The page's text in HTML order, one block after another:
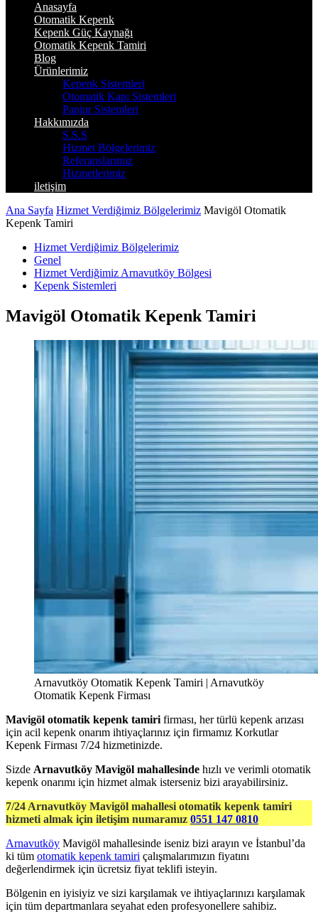
Anasayfa
Otomatik Kepenk
Kepenk Güç Kaynağı
Otomatik Kepenk Tamiri
Blog
Ürünlerimiz
Kepenk Sistemleri
Otomatik Kapı Sistemleri
Panjur Sistemleri
Hakkımızda
S.S.S
Hizmet Bölgelerimiz
Referanslarımız
Hizmetlerimiz
iletişim
Ana Sayfa Hizmet Verdiğimiz Bölgelerimiz Mavigöl Otomatik
Kepenk Tamiri
Hizmet Verdiğimiz Bölgelerimiz
Genel
Hizmet Verdiğimiz Arnavutköy Bölgesi
Kepenk Sistemleri
Mavigöl Otomatik Kepenk Tamiri
Arnavutköy Otomatik Kepenk Tamiri | Arnavutköy
Otomatik Kepenk Firması
Mavigöl otomatik kepenk tamiri firması, her türlü kepenk arızası
için acil kepenk onarım ihtiyaçlarınız için firmamız Korkutlar
Kepenk Firması 7/24 hizmetinizde.
Sizde Arnavutköy Mavigöl mahallesinde hızlı ve verimli otomatik
kepenk onarımı için hizmet almak isterseniz bizi arayabilirsiniz.
7/24 Arnavutköy Mavigöl mahallesi otomatik kepenk tamiri
hizmeti almak için iletişim numaramız 0551 147 0810
Arnavutköy Mavigöl mahallesinde iseniz bizi arayın ve İstanbul’da
ki tüm otomatik kepenk tamiri çalışmalarımızın fiyatını
değerlendirmek için ücretsiz fiyat teklifi isteyin.
Bölgenin en iyisiyiz ve sizi karşılamak ve ihtiyaçlarınızı karşılamak
için tüm departmanlara seyahat eden profesyonellere sahibiz.